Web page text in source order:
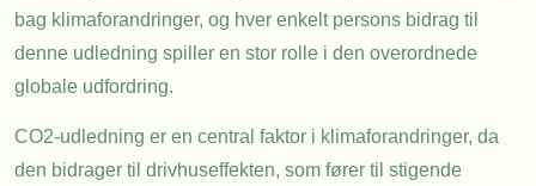
bag klimaforandringer, og hver enkelt persons bidrag til
denne udledning spiller en stor rolle i den overordnede
globale udfordring.
CO2-udledning er en central faktor i klimaforandringer, da
den bidrager til drivhuseffekten, som fører til stigende